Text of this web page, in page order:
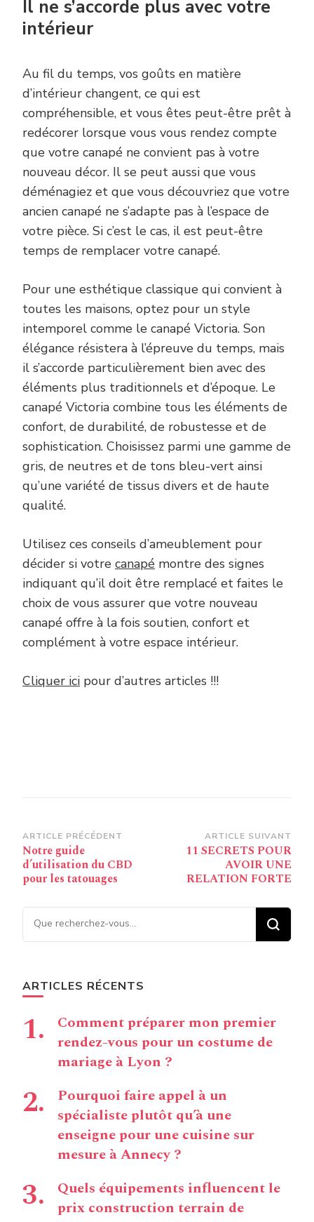
Il ne s’accorde plus avec votre
intérieur
Au fil du temps, vos goûts en matière
d’intérieur changent, ce qui est
compréhensible, et vous êtes peut-être prêt à
redécorer lorsque vous vous rendez compte
que votre canapé ne convient pas à votre
nouveau décor. Il se peut aussi que vous
déménagiez et que vous découvriez que votre
ancien canapé ne s’adapte pas à l’espace de
votre pièce. Si c’est le cas, il est peut-être
temps de remplacer votre canapé.
Pour une esthétique classique qui convient à
toutes les maisons, optez pour un style
intemporel comme le canapé Victoria. Son
élégance résistera à l’épreuve du temps, mais
il s’accorde particulièrement bien avec des
éléments plus traditionnels et d’époque. Le
canapé Victoria combine tous les éléments de
confort, de durabilité, de robustesse et de
sophistication. Choisissez parmi une gamme de
gris, de neutres et de tons bleu-vert ainsi
qu’une variété de tissus divers et de haute
qualité.
Utilisez ces conseils d’ameublement pour
décider si votre canapé montre des signes
indiquant qu’il doit être remplacé et faites le
choix de vous assurer que votre nouveau
canapé offre à la fois soutien, confort et
complément à votre espace intérieur.
Cliquer ici pour d’autres articles !!!
Navigation
d’article
ARTICLE PRÉCÉDENT
Notre guide
d’utilisation du CBD
pour les tatouages
ARTICLE SUIVANT
11 SECRETS POUR
AVOIR UNE
RELATION FORTE
Vous recherchiez quelque
chose ?
ARTICLES RÉCENTS
Comment préparer mon premier
rendez-vous pour un costume de
mariage à Lyon ?
Pourquoi faire appel à un
spécialiste plutôt qu’à une
enseigne pour une cuisine sur
mesure à Annecy ?
Quels équipements influencent le
prix construction terrain de